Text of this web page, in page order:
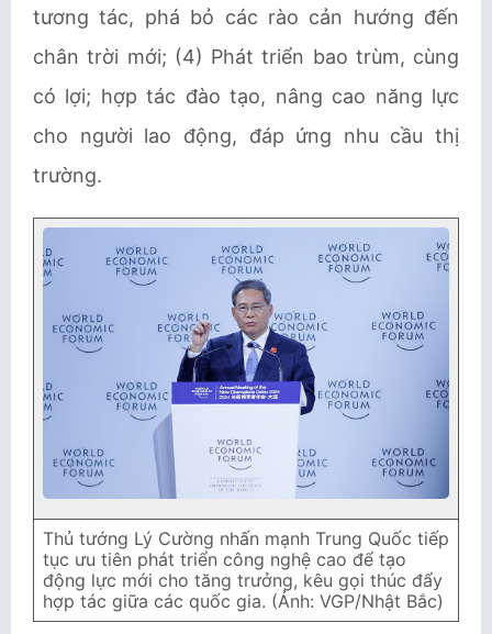
tương tác, phá bỏ các rào cản hướng đến
chân trời mới; (4) Phát triển bao trùm, cùng
có lợi; hợp tác đào tạo, nâng cao năng lực
cho người lao động, đáp ứng nhu cầu thị
trường.
Thủ tướng Lý Cường nhấn mạnh Trung Quốc tiếp
tục ưu tiên phát triển công nghệ cao để tạo
động lực mới cho tăng trưởng, kêu gọi thúc đẩy
hợp tác giữa các quốc gia. (Ảnh: VGP/Nhật Bắc)